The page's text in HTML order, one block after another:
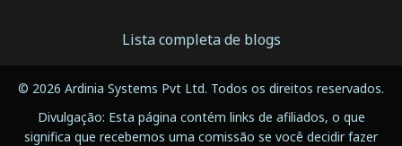
Lista completa de blogs
© 2026 Ardinia Systems Pvt Ltd. Todos os direitos reservados.
Divulgação: Esta página contém links de afiliados, o que
significa que recebemos uma comissão se você decidir fazer